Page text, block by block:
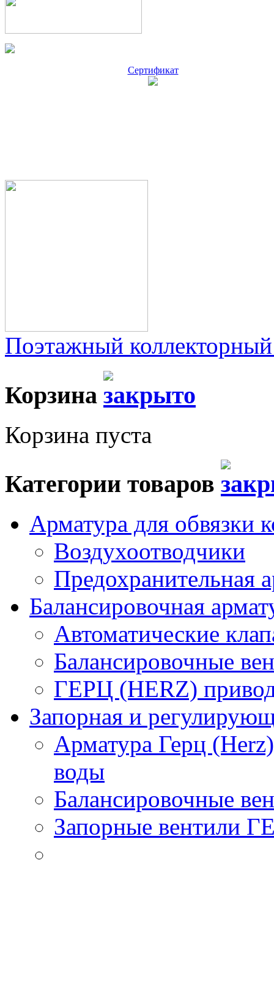
Сертификат
Поэтажный
Корзина
Корзина пуста
Категории товаров
Арматура для обвязки
Воздухоотводчики
Предохранительная
Балансировочная
Автоматические
Балансировочные
ГЕРЦ (HERZ)
Запорная и
Арматура Герц
воды
Балансировочные
Запорные вентили